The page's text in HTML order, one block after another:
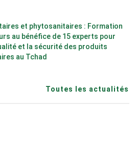
et phytosanitaires : Formation
au bénéfice de 15 experts pour
et la sécurité des produits
au Tchad
Toutes les actualités